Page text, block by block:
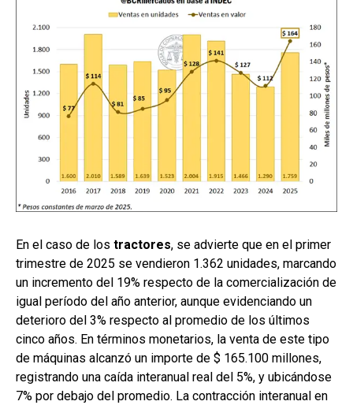
En el caso de los tractores, se advierte que en el primer
trimestre de 2025 se vendieron 1.362 unidades, marcando
un incremento del 19% respecto de la comercialización de
igual período del año anterior, aunque evidenciando un
deterioro del 3% respecto al promedio de los últimos
cinco años. En términos monetarios, la venta de este tipo
de máquinas alcanzó un importe de $ 165.100 millones,
registrando una caída interanual real del 5%, y ubicándose
7% por debajo del promedio. La contracción interanual en